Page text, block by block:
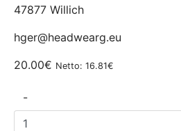
47877 Willich
hger@headwearg.eu
20.00€ Netto: 16.81€
-